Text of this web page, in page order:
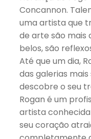
Concannon.
uma artista que
de arte são mais
belos, são
Até que um dia,
das galerias
descobre o seu
Rogan é um
artista
seu coração